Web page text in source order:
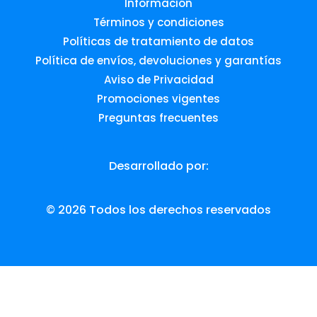
Información
Términos y condiciones
Políticas de tratamiento de datos
Política de envíos, devoluciones y garantías
Aviso de Privacidad
Promociones vigentes
Preguntas frecuentes
Desarrollado por:
© 2026 Todos los derechos reservados